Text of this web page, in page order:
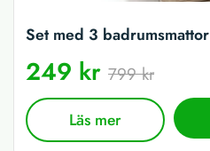
Set med 3 badrumsmattor
249 kr 799 kr
Läs mer